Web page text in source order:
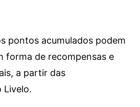
pontos acumulados podem
forma de recompensas e
a partir das
Livelo.